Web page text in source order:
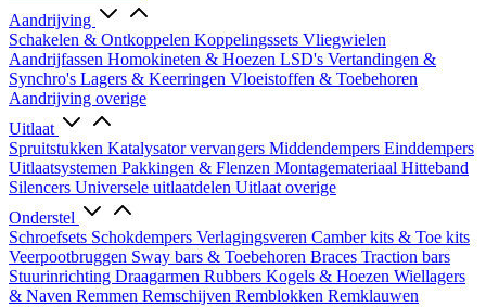
Aandrijving
Schakelen & Ontkoppelen Koppelingssets Vliegwielen
Aandrijfassen Homokineten & Hoezen LSD's Vertandingen &
Synchro's Lagers & Keerringen Vloeistoffen & Toebehoren
Aandrijving overige
Uitlaat
Spruitstukken Katalysator vervangers Middendempers Einddempers
Uitlaatsystemen Pakkingen & Flenzen Montagemateriaal Hitteband
Silencers Universele uitlaatdelen Uitlaat overige
Onderstel
Schroefsets Schokdempers Verlagingsveren Camber kits & Toe kits
Veerpootbruggen Sway bars & Toebehoren Braces Traction bars
Stuurinrichting Draagarmen Rubbers Kogels & Hoezen Wiellagers
& Naven Remmen Remschijven Remblokken Remklauwen